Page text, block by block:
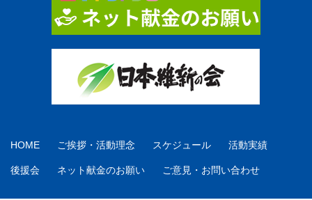
HOME ご挨拶・活動理念 スケジュール 活動実績
後援会 ネット献金のお願い ご意見・お問い合わせ